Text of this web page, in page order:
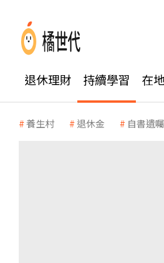
退休理財 持續學習 在
養生村 退休金 自書遺囑